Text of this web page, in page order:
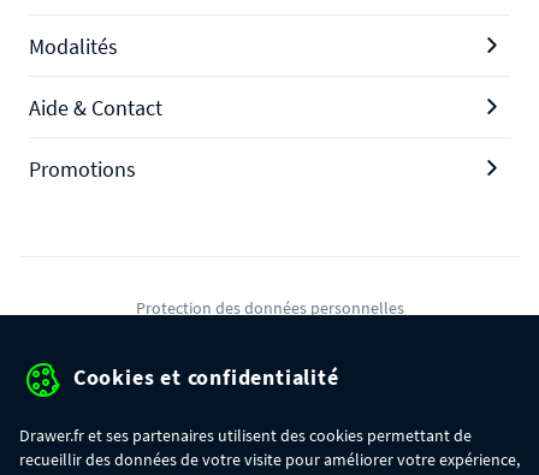
Modalités
Aide & Contact
Promotions
Protection des données personnelles
Gérer mes cookies
Cookies et confidentialité
Drawer.fr et ses partenaires utilisent des cookies permettant de
recueillir des données de votre visite pour améliorer votre expérience,